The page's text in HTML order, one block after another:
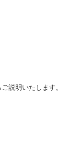
説明いたします。